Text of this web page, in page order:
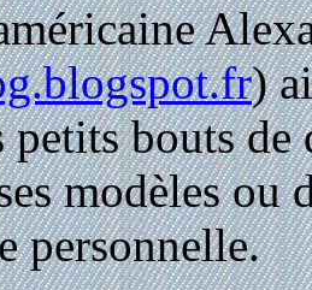
)
petits bouts
modèles ou
personnelle.